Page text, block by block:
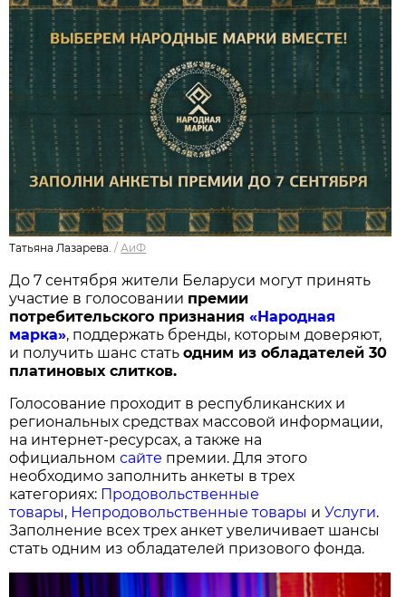
Татьяна Лазарева. /АиФ
До 7 сентября жители Беларуси могут принять
участие в голосовании премии
потребительского признания«Народная
марка», поддержать бренды, которым доверяют,
и получить шанс статьодним из обладателей 30
платиновых слитков.
Голосование проходит в республиканских и
региональных средствах массовой информации,
на интернет-ресурсах, а также на
официальномсайте премии. Для этого
необходимо заполнить анкеты в трех
категориях: Продовольственные
товары, Непродовольственные товары иУслуги.
Заполнение всех трех анкет увеличивает шансы
стать одним из обладателей призового фонда.